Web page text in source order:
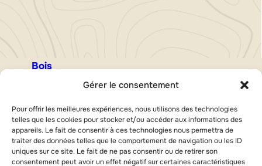
Gérer le consentement
Pour offrir les meilleures expériences, nous utilisons des technologies
telles que les cookies pour stocker et/ou accéder aux informations des
appareils. Le fait de consentir à ces technologies nous permettra de
traiter des données telles que le comportement de navigation ou les ID
uniques sur ce site. Le fait de ne pas consentir ou de retirer son
consentement peut avoir un effet négatif sur certaines caractéristiques
Bois
Bois de menuiseries
Bois locaux
Bois de charpente
Aménagement